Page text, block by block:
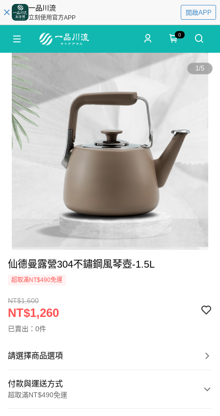
一品川流
立刻使用官方APP
開啟APP
0
1/5
仙德曼露營304不鏽鋼風琴壺-1.5L
超取滿NT$490免運
NT$1,600
NT$1,260
已賣出：0件
請選擇商品選項
付款與運送方式
超取滿NT$490免運